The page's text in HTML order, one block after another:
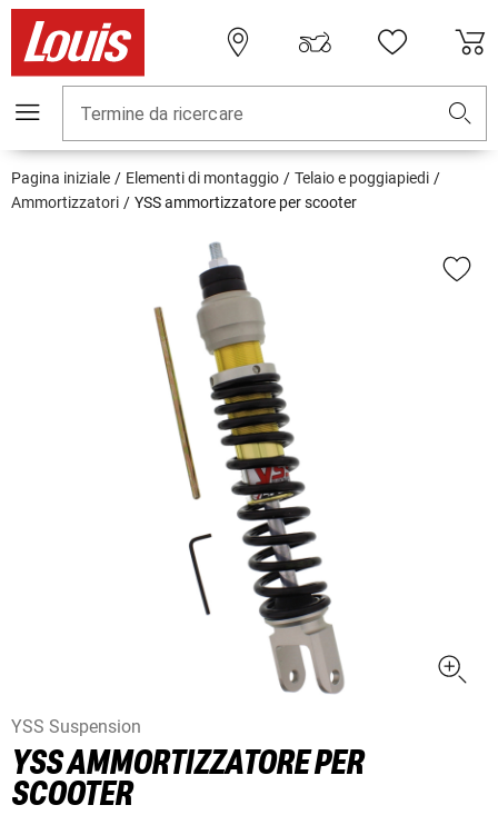
Termine da ricercare
Pagina iniziale Elementi di montaggio
Telaio e poggiapiedi
Ammortizzatori
YSS ammortizzatore per scooter
YSS Suspension
YSS AMMORTIZZATORE PER
SCOOTER